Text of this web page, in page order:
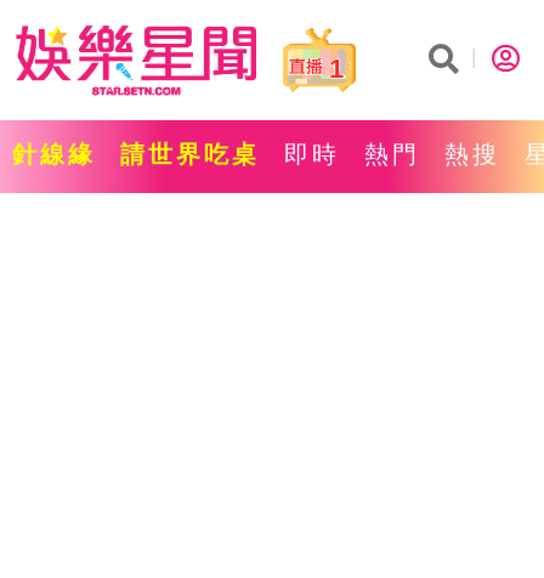
1
針線緣 請世界吃桌 即時 熱門 熱搜